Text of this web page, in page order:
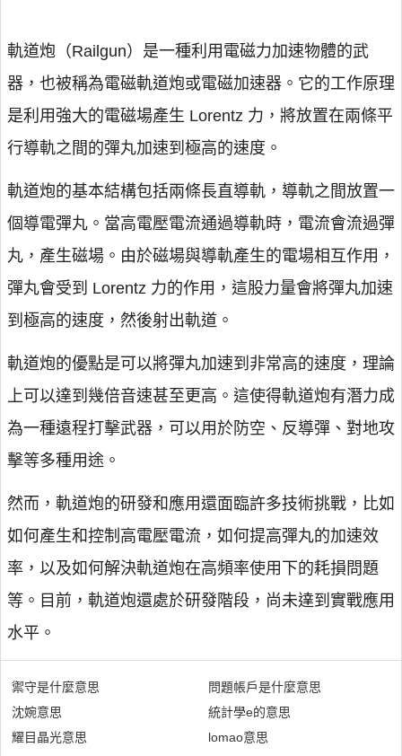
軌道炮（Railgun）是一種利用電磁力加速物體的武
器，也被稱為電磁軌道炮或電磁加速器。它的工作原理
是利用強大的電磁場產生 Lorentz 力，將放置在兩條平
行導軌之間的彈丸加速到極高的速度。
軌道炮的基本結構包括兩條長直導軌，導軌之間放置一
個導電彈丸。當高電壓電流通過導軌時，電流會流過彈
丸，產生磁場。由於磁場與導軌產生的電場相互作用，
彈丸會受到 Lorentz 力的作用，這股力量會將彈丸加速
到極高的速度，然後射出軌道。
軌道炮的優點是可以將彈丸加速到非常高的速度，理論
上可以達到幾倍音速甚至更高。這使得軌道炮有潛力成
為一種遠程打擊武器，可以用於防空、反導彈、對地攻
擊等多種用途。
然而，軌道炮的研發和應用還面臨許多技術挑戰，比如
如何產生和控制高電壓電流，如何提高彈丸的加速效
率，以及如何解決軌道炮在高頻率使用下的耗損問題
等。目前，軌道炮還處於研發階段，尚未達到實戰應用
水平。
禦守是什麼意思
沈婉意思
耀目晶光意思
問題帳戶是什麼意思
統計學e的意思
lomao意思